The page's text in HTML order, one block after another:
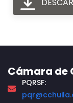
Cámara de
PQRSF: